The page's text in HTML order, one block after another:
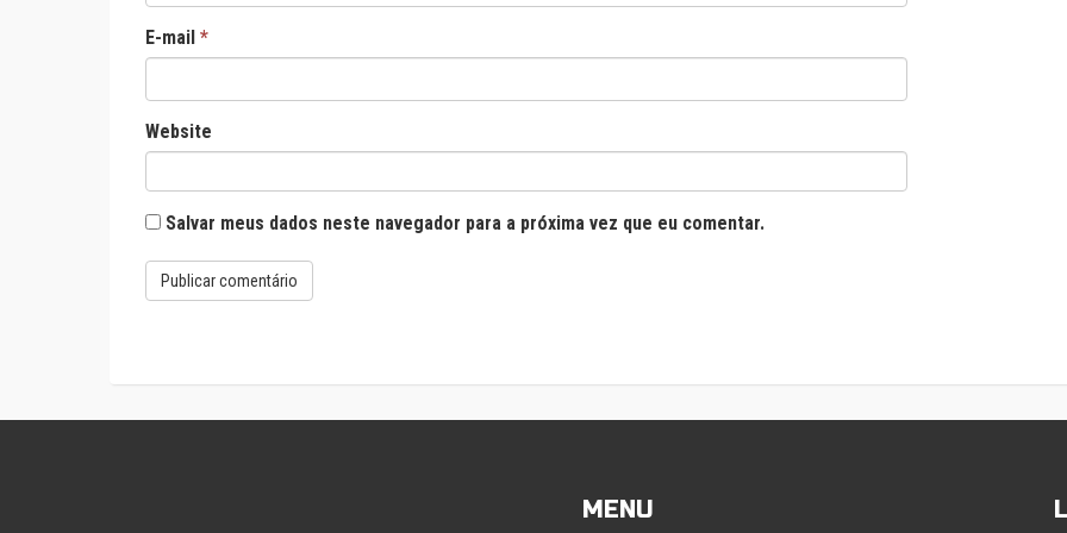
E-mail *
Website
Salvar meus dados neste navegador para a próxima vez que eu comentar.
MENU